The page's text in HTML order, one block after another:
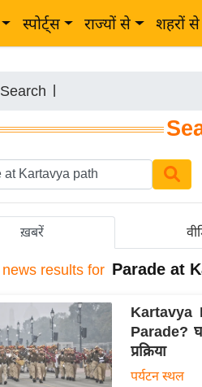
स्पोर्ट्स राज्यों से शहरों से
Search
ख़बरें
news results for Parade at
Kartavya
Parade?
प्रक्रिया
पर्यटन स्थल